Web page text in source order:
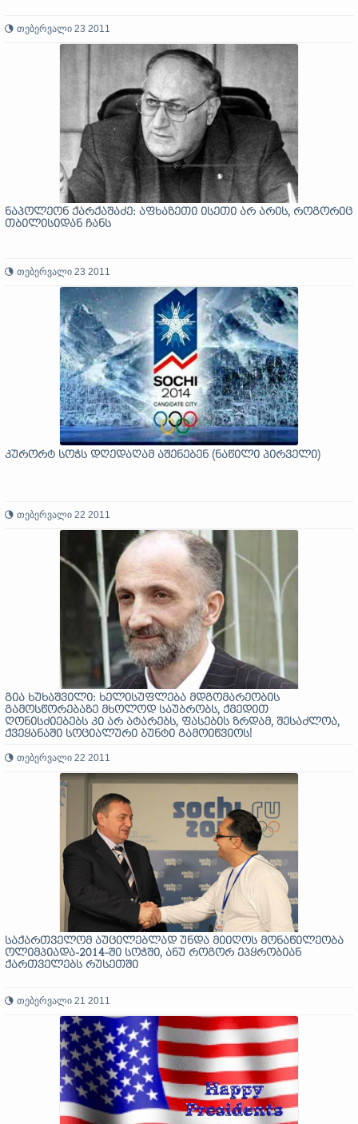
თებერვალი 23 2011
ნაპოლეონ ქარქაშაძე: აფხაზეთი ისეთი არ არის, როგორიც
თბილისიდან ჩანს
თებერვალი 23 2011
კურორტ სოჭს დღედაღამ აშენებენ (ნაწილი პირველი)
თებერვალი 22 2011
გია ხუხაშვილი: ხელისუფლება მდგომარეობის
გამოსწორებაზე მხოლოდ საუბრობს, ქმედით
ღონისძიებებს კი არ ატარებს, ფასების ზრდამ, შესაძლოა,
ქვეყანაში სოციალური ბუნტი გამოიწვიოს!
თებერვალი 22 2011
საქართველომ აუცილებლად უნდა მიიღოს მონაწილეობა
ოლიმპიადა-2014-ში სოჭში, ანუ როგორ ეპყრობიან
ქართველებს რუსეთში
თებერვალი 21 2011